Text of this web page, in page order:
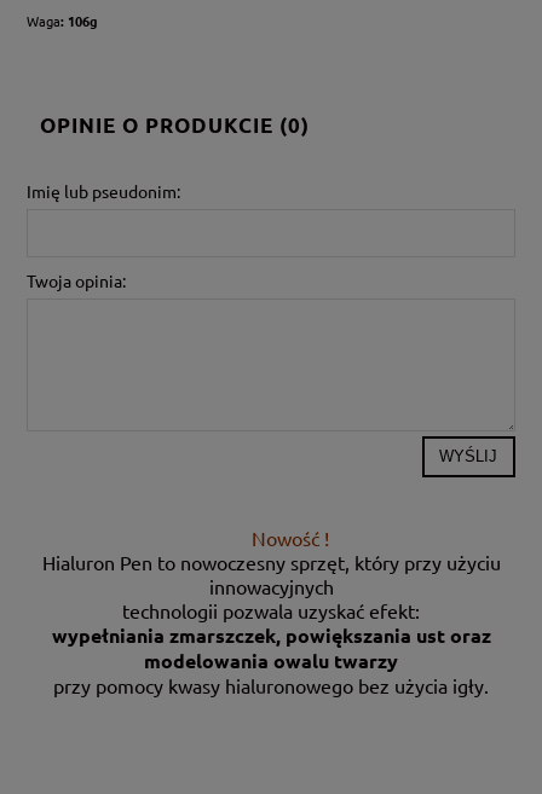
Waga: 106g
OPINIE O PRODUKCIE (0)
Imię lub pseudonim:
Twoja opinia:
WYŚLIJ
Nowość !
Hialuron Pen to nowoczesny sprzęt, który przy użyciu
innowacyjnych
technologii pozwala uzyskać efekt:
wypełniania zmarszczek, powiększania ust oraz
modelowania owalu twarzy
przy pomocy kwasy hialuronowego bez użycia igły.